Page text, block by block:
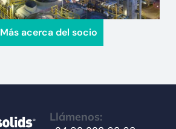
Más acerca del socio
Llámenos: